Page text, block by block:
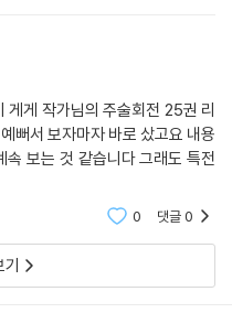
게 작가님의 주술회전 25권 리
뻐서 보자마자 바로 샀고요 내용
보는 것 같습니다 그래도 특전
0 댓글0